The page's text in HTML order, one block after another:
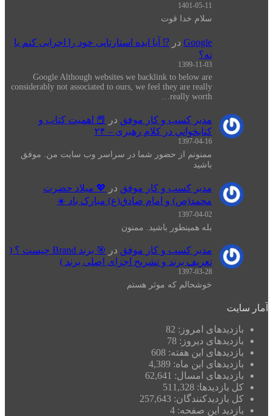
1401-05-11
سلام خدا قوت
Google در ⁉️ آیا ایده استارتاپی خود را اجرایی کنم یا
نه؟
1399-11-03
Google Although websites we backlink to below are
considerably not associated to ours, we feel they are really
really worth…
مدیر کسب و کار موفق در
📕 اهميت كتاب و
كتابخواني در كلام رهبری – ۲۴
1397-04-16
ممنونم از حضور شما در سراسر وب سایت من. موفق
باشید
مدیر کسب و کار موفق در
💖 میلاد حضرت
محمد(ص) و امام صادق(ع) مبارک باد ☀️
1397-04-02
بله همینطور باشید. ممنون
مدیر کسب و کار موفق در
🎯 برند Brand چیست ؟ (
تعریف برند و تشریح اجزای اصلی برند )
1397-03-28
خوشحالم که موثر هستم
آمار سایت
بازدیدهای امروز: 82
بازدیدهای دیروز: 78
بازدیدهای این هفته: 608
بازدیدهای این ماه: 4,389
بازدیدهای امسال: 62,641
کل بازدیدها: 511,328
کل بازدیدکنند‌گان: 257,643
بازدید این صفحه: 4